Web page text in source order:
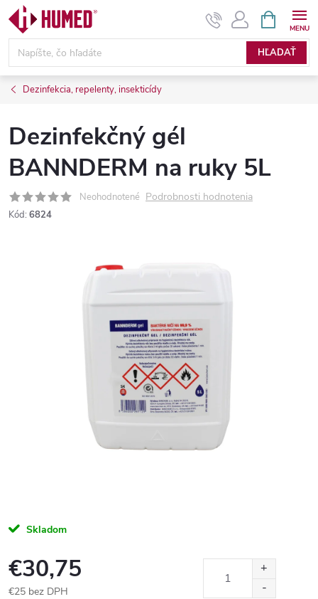
Prejsť
obsah
HĽADAŤ
KOŠÍK
Dezinfekcia, repelenty, insekticídy
Dezinfekčný gél
BANNDERM na ruky 5L
Neohodnotené Podrobnosti hodnotenia
Kód: 6824
Skladom
€30,75
€25 bez DPH